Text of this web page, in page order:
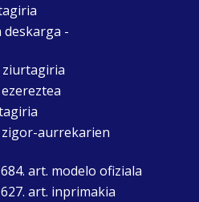
deskarga -
aurrekarien
art. modelo ofiziala
art. inprimakia